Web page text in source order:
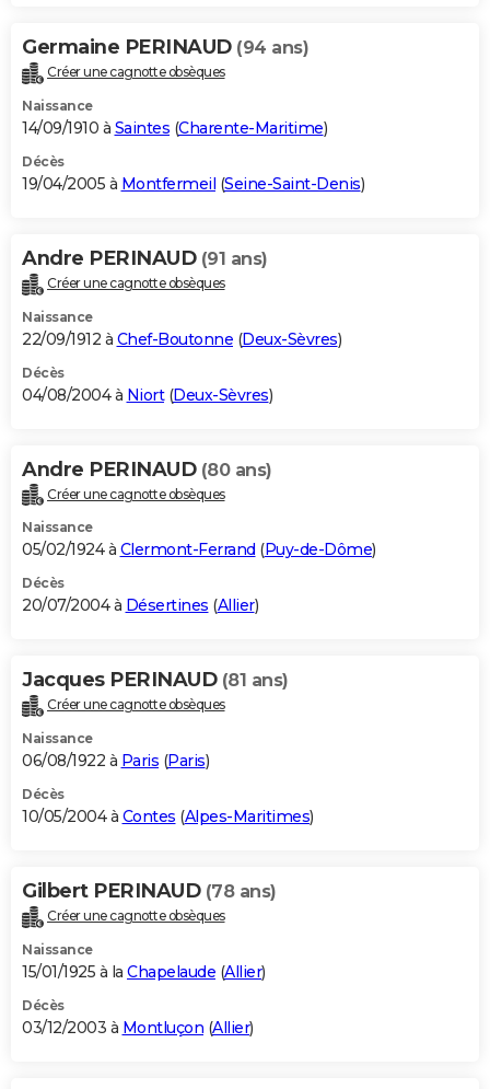
Germaine PERINAUD (94 ans)
Créer une cagnotte obsèques
Naissance
14/09/1910 à Saintes (Charente-Maritime)
Décès
19/04/2005 à Montfermeil (Seine-Saint-Denis)
Andre PERINAUD (91 ans)
Créer une cagnotte obsèques
Naissance
22/09/1912 à Chef-Boutonne (Deux-Sèvres)
Décès
04/08/2004 à Niort(Deux-Sèvres)
Andre PERINAUD (80 ans)
Créer une cagnotte obsèques
Naissance
05/02/1924 à Clermont-Ferrand (Puy-de-Dôme)
Décès
20/07/2004 à Désertines (Allier)
Jacques PERINAUD (81 ans)
Créer une cagnotte obsèques
Naissance
06/08/1922 à Paris (Paris)
Décès
10/05/2004 à Contes (Alpes-Maritimes)
Gilbert PERINAUD (78 ans)
Créer une cagnotte obsèques
Naissance
15/01/1925 à la Chapelaude (Allier)
Décès
03/12/2003 à Montluçon (Allier)